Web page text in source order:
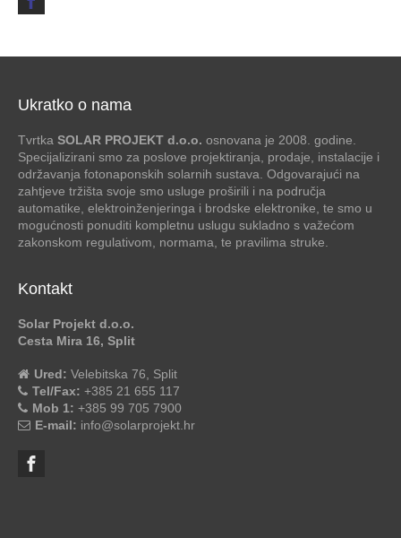
Ukratko o nama
Tvrtka SOLAR PROJEKT d.o.o. osnovana je 2008. godine.
Specijalizirani smo za poslove projektiranja, prodaje, instalacije i
održavanja fotonaponskih solarnih sustava. Odgovarajući na
zahtjeve tržišta svoje smo usluge proširili i na područja
automatike, elektroinženjeringa i brodske elektronike, te smo u
mogućnosti ponuditi kompletnu uslugu sukladno s važećom
zakonskom regulativom, normama, te pravilima struke.
Kontakt
Solar Projekt d.o.o.
Cesta Mira 16, Split
Ured: Velebitska 76, Split
Tel/Fax: +385 21 655 117
Mob 1: +385 99 705 7900
E-mail: info@solarprojekt.hr